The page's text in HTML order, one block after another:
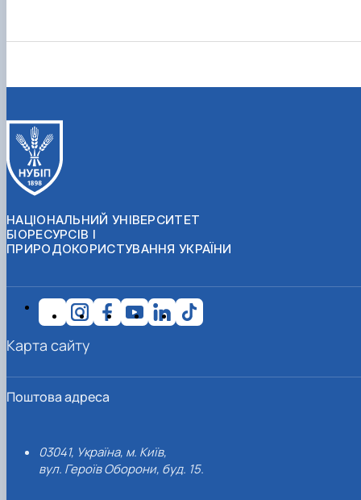
НАЦІОНАЛЬНИЙ УНІВЕРСИТЕТ
БІОРЕСУРСІВ І
ПРИРОДОКОРИСТУВАННЯ УКРАЇНИ
Поштова адреса
03041, Україна, м. Київ,
вул. Героїв Оборони, буд. 15.
Карта сайту